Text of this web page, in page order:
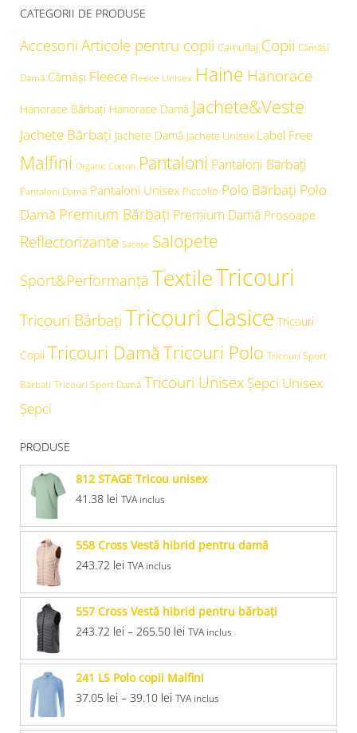
CATEGORII DE PRODUSE
Accesorii Articole pentru copii Camuflaj Copii Cămăşi
Damă Cămăși Fleece Fleece Unisex Haine Hanorace
Hanorace Bărbați Hanorace Damă Jachete&Veste
Jachete Bărbați Jachete Damă Jachete Unisex Label Free
Malfini Organic Cotton Pantaloni Pantaloni Bărbați
Pantaloni Damă Pantaloni Unisex Piccolio Polo Bărbați Polo
Damă Premium Bărbați Premium Damă Prosoape
Reflectorizante Sacoșe Salopete
Sport&Performanță TextileTricouri
Tricouri BărbațiTricouri Clasice Tricouri
Copii Tricouri Damă Tricouri Polo Tricouri Sport
Bărbați Tricouri Sport Damă Tricouri Unisex Şepci Unisex
Șepci
PRODUSE
812 STAGE Tricou unisex
41.38 lei TVA inclus
558 Cross Vestă hibrid pentru damă
243.72 lei TVA inclus
557 Cross Vestă hibrid pentru bărbaţi
243.72 lei – 265.50 lei TVA inclus
241 LS Polo copii Malfini
37.05 lei – 39.10 lei TVA inclus